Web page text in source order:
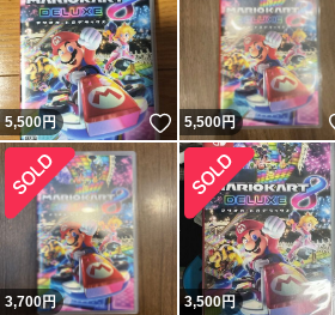
5,500円 いいね！
5,500円
3,700円 3,500円